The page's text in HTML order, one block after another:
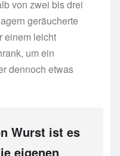
von zwei bis drei
geräucherte
einem leicht
um ein
dennoch etwas
Wurst ist es
eigenen